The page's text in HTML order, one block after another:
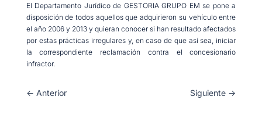
El Departamento Jurídico de GESTORIA GRUPO EM se pone a
disposición de todos aquellos que adquirieron su vehículo entre
el año 2006 y 2013 y quieran conocer si han resultado afectados
por estas prácticas irregulares y, en caso de que así sea, iniciar
la correspondiente reclamación contra el concesionario
infractor.
← Anterior Siguiente →